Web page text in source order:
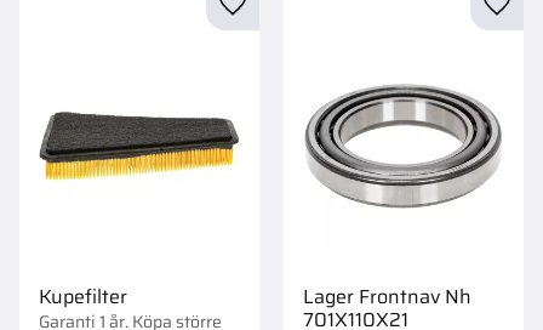
Kupefilter
Garanti 1 år. Köpa större
Lägg till i favoriter
Lager Frontnav Nh
701X110X21